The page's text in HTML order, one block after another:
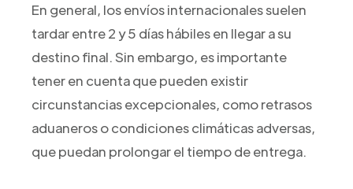
En general, los envíos internacionales suelen
tardar entre 2 y 5 días hábiles en llegar a su
destino final. Sin embargo, es importante
tener en cuenta que pueden existir
circunstancias excepcionales, como retrasos
aduaneros o condiciones climáticas adversas,
que puedan prolongar el tiempo de entrega.